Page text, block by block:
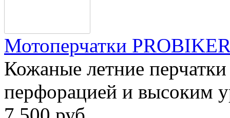
Мотоперчатки
Кожаные летние
перфорацией и высоким